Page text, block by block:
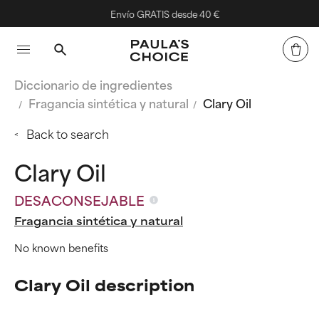
Envío GRATIS desde 40 €
Diccionario de ingredientes
Fragancia sintética y natural
Clary Oil
Back to search
Clary Oil
DESACONSEJABLE
Fragancia sintética y natural
No known benefits
Clary Oil description